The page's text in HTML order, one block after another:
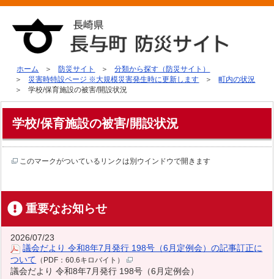
ホーム 防災サイト
分類から探す（防災サイト）
災害時特設ページ ※大規模災害発生時に更新します
町内の状況
学校/保育施設の被害/開設状況
学校/保育施設の被害/開設状況
このマークがついているリンクは別ウインドウで開きます
重要なお知らせ
2026/07/23
議会だより 令和8年7月発行 198号（6月定例会）の記事訂正に
ついて （PDF：60.6キロバイト）
議会だより 令和8年7月発行 198号（6月定例会）